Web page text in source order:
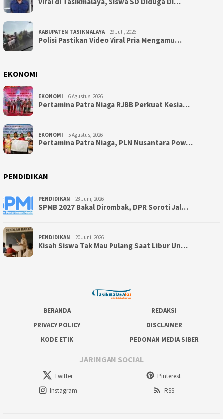
KABUPATEN TASIKMALAYA 29 Juli, 2026
Polisi Pastikan Video Viral Pria Mengamu…
EKONOMI
EKONOMI 6 Agustus, 2026
Pertamina Patra Niaga RJBB Perkuat Kesia…
EKONOMI 5 Agustus, 2026
Pertamina Patra Niaga, PLN Nusantara Pow…
PENDIDIKAN
PENDIDIKAN 28 Juni, 2026
SPMB 2027 Bakal Dirombak, DPR Soroti Jal…
PENDIDIKAN 20 Juni, 2026
Kisah Siswa Tak Mau Pulang Saat Libur Un…
BERANDA
REDAKSI
PRIVACY POLICY
DISCLAIMER
KODE ETIK
PEDOMAN MEDIA SIBER
JARINGAN SOCIAL
Twitter
Pinterest
Instagram
RSS